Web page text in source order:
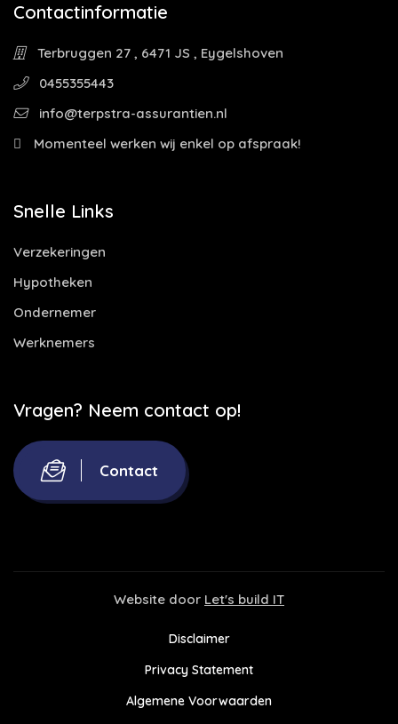
Contactinformatie
Terbruggen 27 , 6471 JS , Eygelshoven
0455355443
info@terpstra-assurantien.nl
Momenteel werken wij enkel op afspraak!
Snelle Links
Verzekeringen
Hypotheken
Ondernemer
Werknemers
Vragen? Neem contact op!
Contact
Website door Let's build IT
Disclaimer
Privacy Statement
Algemene Voorwaarden